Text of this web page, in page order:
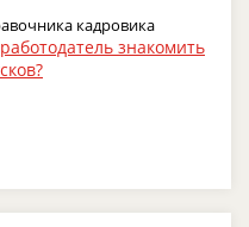
кадровика
знакомить